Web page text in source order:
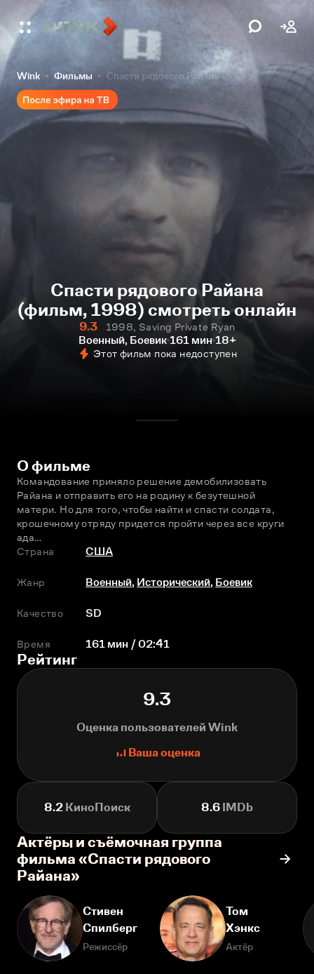
Wink Фильмы Спасти рядового Райана
Спасти рядового Райана
(фильм, 1998) смотреть онлайн
9.3
1998, Saving Private Ryan
Военный, Боевик 161 мин 18+
Этот фильм пока недоступен
О фильме
Командование приняло решение демобилизовать
Райана и отправить его на родину к безутешной
матери. Но для того, чтобы найти и спасти солдата,
крошечному отряду придется пройти через все круги
ада…
Страна
США
Жанр Военный, Исторический, Боевик
Качество SD
Время 161 мин / 02:41
Рейтинг
9.3
Оценка пользователей Wink
Ваша оценка
8.2КиноПоиск 8.6 IMDb
Актёры и съёмочная группа
фильма «Спасти рядового
Райана»
Стивен
Спилберг
Режиссёр
Том
Хэнкс
Актёр